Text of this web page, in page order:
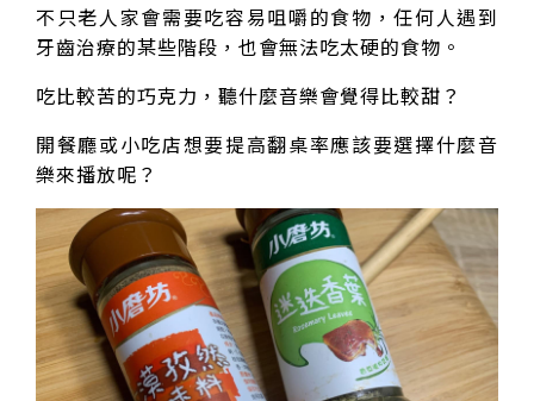
不只老人家會需要吃容易咀嚼的食物，任何人遇到
牙齒治療的某些階段，也會無法吃太硬的食物。
吃比較苦的巧克力，聽什麼音樂會覺得比較甜？
開餐廳或小吃店想要提高翻桌率應該要選擇什麼音
樂來播放呢？